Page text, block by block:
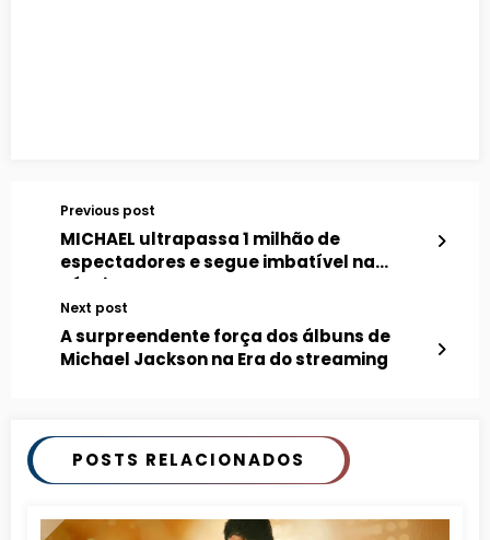
Previous post
MICHAEL ultrapassa 1 milhão de
espectadores e segue imbatível na
Rússia
Next post
A surpreendente força dos álbuns de
Michael Jackson na Era do streaming
POSTS RELACIONADOS